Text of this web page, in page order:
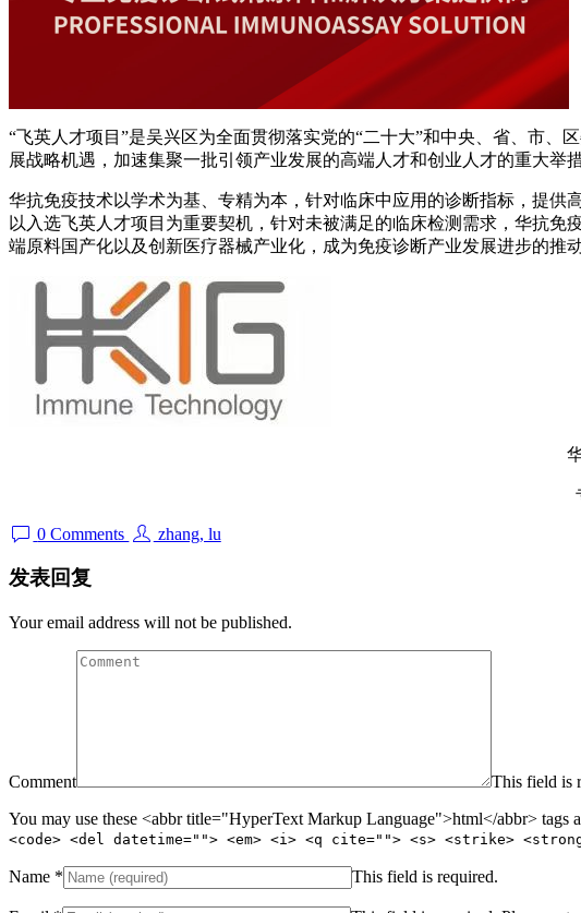
“飞英人才项目”是吴兴区为全面贯彻落实党的“二十大”和中央、省、市
展战略机遇，加速集聚一批引领产业发展的高端人才和创业人才的重大举
华抗免疫技术以学术为基、专精为本，针对临床中应用的诊断指标，提供
以入选飞英人才项目为重要契机，针对未被满足的临床检测需求，华抗
端原料国产化以及创新医疗器械产业化，成为免疫诊断产业发展进步的推动
0 Comments Authorzhang, lu
发表回复
Your email address will not be published.
Comment
This field is
You may use these <abbr title="HyperText Markup Language">html</abbr> tags
<code> <del datetime=""> <em> <i> <q cite=""> <s> <strike>
Name * This field is required.